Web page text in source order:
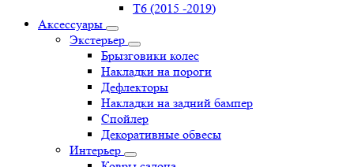
Т6 (2015 -2019)
Аксессуары
Экстерьер
Брызговики колес
Накладки на пороги
Дефлекторы
Накладки на задний бампер
Спойлер
Декоративные обвесы
Интерьер